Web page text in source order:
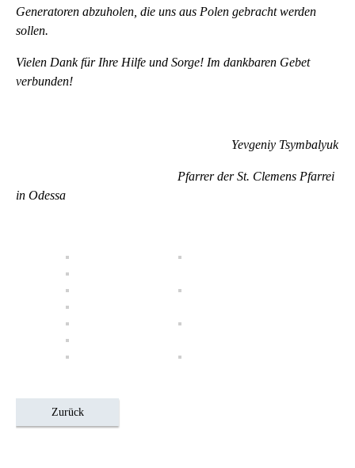
Generatoren abzuholen, die uns aus Polen gebracht werden
sollen.
Vielen Dank für Ihre Hilfe und Sorge! Im dankbaren Gebet
verbunden!
Yevgeniy Tsymbalyuk
Pfarrer der St. Clemens Pfarrei
in Odessa
Zurück